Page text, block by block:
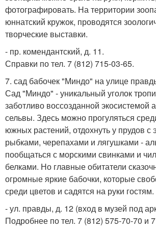
фотографировать. На территории
юннатский кружок, проводятся
творческие выставки.
- пр. комендантский, д. 11.
Справки по тел. 7 (812) 715-03-65.
7. сад бабочек "Миндо" на улице
Сад "Миндо" - уникальный уголок
заботливо воссозданной экосистемой
сельвы. Здесь можно прогуляться
южных растений, отдохнуть у прудов с
рыбками, черепахами и лягушками -
пообщаться с морскими свинками и
белками. Но главные обитатели
огромные яркие бабочки, которые
среди цветов и садятся на руки гостям.
- ул. правды, д. 12 (вход в музей под
Подробнее по тел. 7 (812) 575-70-70 и